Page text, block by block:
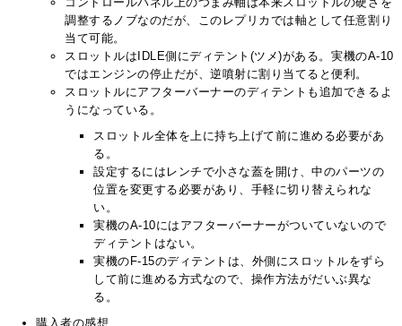
調整するノブなのだが、このレプリカでは軸として任意割り
当て可能。
スロットルはIDLE側にディテント(ツメ)がある。実機のA-10
ではエンジンの停止だが、逆噴射に割り当てると便利。
スロットルにアフターバーナーのディテントも追加できるよ
うになっている。
スロットル全体を上に持ち上げて前に進める必要があ
る。
設定するにはレンチで小さな蓋を開け、中のパーツの
位置を変更する必要があり、手軽に切り替えられな
い。
実機のA-10にはアフターバーナーがついていないので
ディテントはない。
実機のF-15のディテントは、外側にスロットルをずら
して前に進める方式なので、操作方法がだいぶ異な
る。
購入者の感想